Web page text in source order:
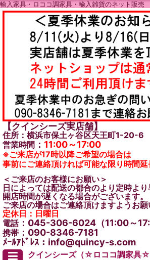
輸入家具・ロココ調家具・輸入雑貨のネット販
【クインシーズ実店舗】
住所：横浜市保土ヶ谷区天王町1-20-6
営業時間 ： 11:00～17:00
※ご来店が17時以降ご希望の場合は
事前にご連絡頂ければ可能な限り時間延
＜ご来店のお客様にお願い＞
日によっては配送の都合のより定時より
開店時間が遅くなる場合がございます。
ご来店の場合はご連絡頂けますようお願
定休日：日曜日
電話：045-306-6024（11:00～
携帯 ：090-8346-7181
ﾒｰﾙｱﾄﾞﾚｽ：info@quincy-s.com
クインシーズ（☆ロココ調家具